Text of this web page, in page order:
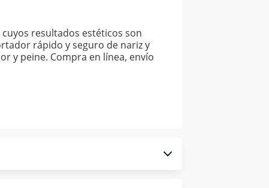
resultados estéticos son
rápido y seguro de nariz y
y peine. Compra en línea, envío